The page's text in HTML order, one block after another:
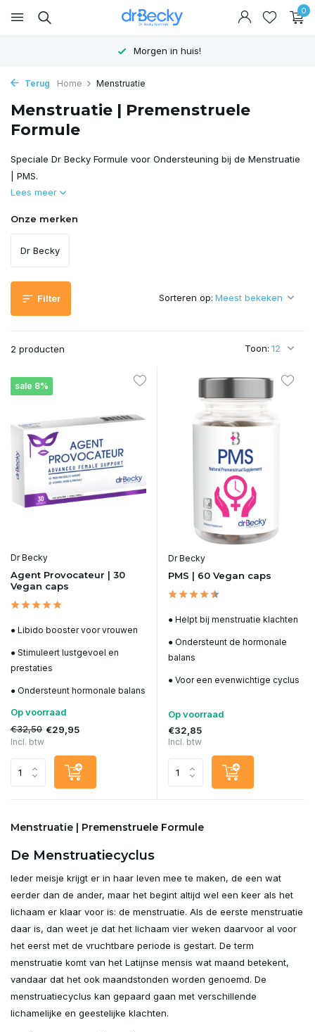
0
Morgen in huis!
Terug Home Menstruatie
Menstruatie | Premenstruele
Formule
Speciale Dr Becky Formule voor Ondersteuning bij de Menstruatie
| PMS.
Lees meer
Onze merken
Dr Becky
Filter
2 producten Toon:
Sorteren op:
sale 8%
Dr Becky
Agent Provocateur | 30
Vegan caps
● Libido booster voor vrouwen
● Stimuleert lustgevoel en
prestaties
● Ondersteunt hormonale balans
Op voorraad
€32,50 €29,95
Incl. btw
Dr Becky
PMS | 60 Vegan caps
● Helpt bij menstruatie klachten
● Ondersteunt de hormonale
balans
● Voor een evenwichtige cyclus
Op voorraad
€32,85
Incl. btw
Menstruatie | Premenstruele Formule
De Menstruatiecyclus
Ieder meisje krijgt er in haar leven mee te maken, de een wat
eerder dan de ander, maar het begint altijd wel een keer als het
lichaam er klaar voor is: de menstruatie. Als de eerste menstruatie
daar is, dan weet je dat het lichaam vier weken daarvoor al voor
het eerst met de vruchtbare periode is gestart. De term
menstruatie komt van het Latijnse mensis wat maand betekent,
vandaar dat het ook maandstonden worden genoemd. De
menstruatiecyclus kan gepaard gaan met verschillende
lichamelijke en geestelijke klachten.